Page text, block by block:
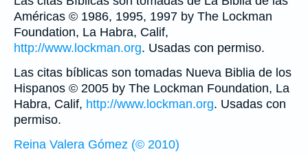
Américas © 1986, 1995, 1997 by The Lockman
Foundation, La Habra, Calif,
http://www.lockman.org. Usadas con permiso.
Las citas bíblicas son tomadas Nueva Biblia de los
Hispanos © 2005 by The Lockman Foundation, La
Habra, Calif, http://www.lockman.org. Usadas con
permiso.
Reina Valera Gómez (© 2010)